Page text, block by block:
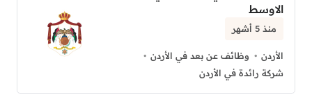
الاوسط
منذ 5 أشهر
الأردن
وظائف عن بعد في الأردن
شركة رائدة في الأردن